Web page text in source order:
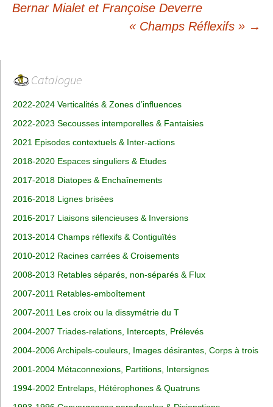
desBernar Mialet et Françoise Deverre
« Champs Réflexifs » →
Catalogue
2022-2024 Verticalités & Zones d’influences
2022-2023 Secousses intemporelles & Fantaisies
2021 Episodes contextuels & Inter-actions
2018-2020 Espaces singuliers & Etudes
2017-2018 Diatopes & Enchaînements
2016-2018 Lignes brisées
2016-2017 Liaisons silencieuses & Inversions
2013-2014 Champs réflexifs & Contiguïtés
2010-2012 Racines carrées & Croisements
2008-2013 Retables séparés, non-séparés & Flux
2007-2011 Retables-emboîtement
2007-2011 Les croix ou la dissymétrie du T
2004-2007 Triades-relations, Intercepts, Prélevés
2004-2006 Archipels-couleurs, Images désirantes, Corps à trois
2001-2004 Métaconnexions, Partitions, Intersignes
1994-2002 Entrelaps, Hétérophones & Quatruns